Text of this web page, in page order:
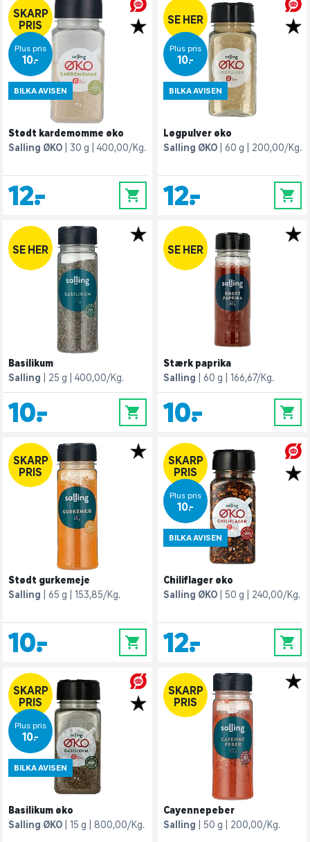
SKARP
PRIS
Plus pris
10,-
BILKA AVISEN
Stødt kardemomme øko
Salling ØKO
30 g 400,00/Kg.
12,- 0
SE HER
Plus pris
10,-
BILKA AVISEN
Løgpulver øko
Salling ØKO
60 g 200,00/Kg.
12,- 0
SE HER
Basilikum
Salling
25 g 400,00/Kg.
10,- 0
SE HER
Stærk paprika
Salling
60 g 166,67/Kg.
10,- 0
SKARP
PRIS
Stødt gurkemeje
Salling
65 g 153,85/Kg.
10,- 0
SKARP
PRIS
Plus pris
10,-
BILKA AVISEN
Chiliflager øko
Salling ØKO
50 g 240,00/Kg.
12,- 0
SKARP
PRIS
Plus pris
10,-
BILKA AVISEN
Basilikum øko
Salling ØKO
15 g 800,00/Kg.
SKARP
PRIS
Cayennepeber
Salling
50 g 200,00/Kg.